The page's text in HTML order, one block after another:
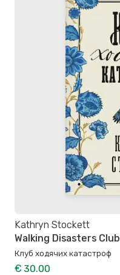
Kathryn Stockett
Walking Disasters Club
Клуб ходячих катастроф
€ 30.00